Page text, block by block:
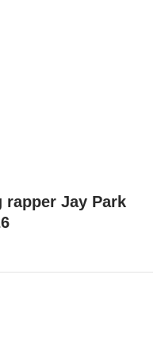
rapper Jay Park